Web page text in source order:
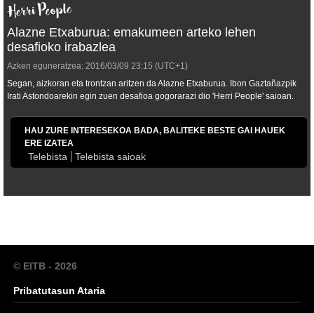
Alazne Etxaburua: emakumeen arteko lehen
desafioko irabazlea
Azken eguneratzea: 2016/03/09 23:15 (UTC+1)
Segan, aizkoran eta trontzan aritzen da Alazne Etxaburua. Ibon Gaztañazpik
Irati Astondoarekin egin zuen desafioa gogorarazi dio 'Herri People' saioan.
HAU ZURE INTERESEKOA BADA, BALITEKE BESTE GAI HAUEK
ERE IZATEA
Telebista Telebista saioak
© EITB - 2026
Pribatutasun Ataria